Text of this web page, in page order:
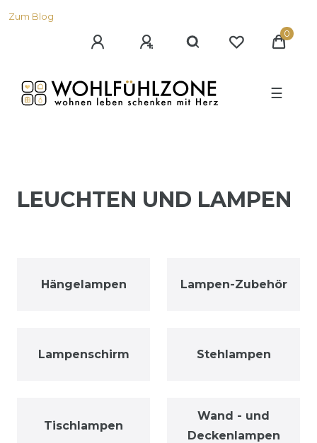
Zum Blog
0
☰
LEUCHTEN UND LAMPEN
Hängelampen Lampen-Zubehör
Lampenschirm Stehlampen
Tischlampen
Wand - und
Deckenlampen